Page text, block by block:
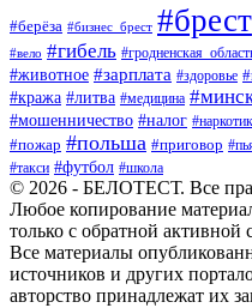
#берёза #бизнес_брест #брест
#вело #гибель
#животное #зарплата #здоровье
#кража #литва #медицина
#мошенничество #налог #наркотик
#пожар #польша #приговор
#такси #футбол #школа
© 2026 - БЕЛОТЕСТ. Все
Любое копирование
только с обратной активной
Все материалы
источников и других
авторство принадлежат их